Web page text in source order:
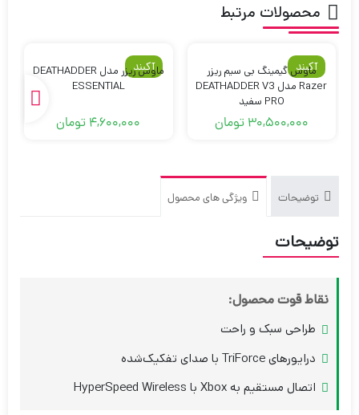
محصولات مرتبط
آکبند
ماوس گیمینگ بی سیم ریزر
Razer مدل DEATHADDER V3
PRO سفید
30,500,000 تومان
آکبند
ماوس ریزر مدل DEATHADDER
ESSENTIAL
4,600,000 تومان
توضیحات ویژگی های محصول
توضیحات
نقاط قوت محصول:
طراحی سبک و راحت
درایورهای TriForce با صدای تفکیک‌شده
اتصال مستقیم به Xbox با HyperSpeed Wireless